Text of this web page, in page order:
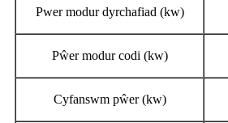
Pwer modur dyrchafiad (kw)
Pŵer modur codi (kw)
Cyfanswm pŵer (kw)